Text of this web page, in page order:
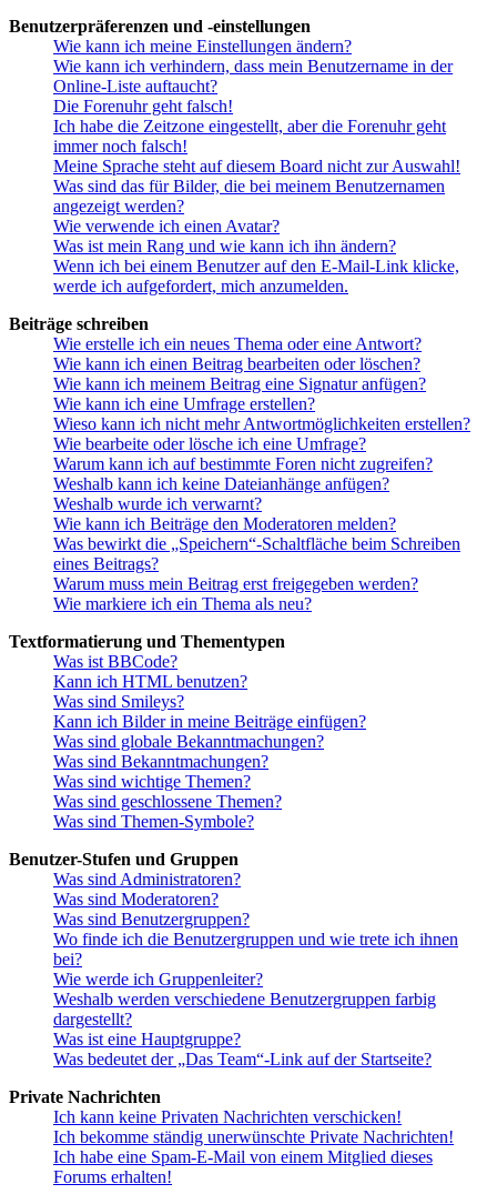
Benutzerpräferenzen und -einstellungen
Wie kann ich meine Einstellungen ändern?
Wie kann ich verhindern, dass mein Benutzername in der
Online-Liste auftaucht?
Die Forenuhr geht falsch!
Ich habe die Zeitzone eingestellt, aber die Forenuhr geht
immer noch falsch!
Meine Sprache steht auf diesem Board nicht zur Auswahl!
Was sind das für Bilder, die bei meinem Benutzernamen
angezeigt werden?
Wie verwende ich einen Avatar?
Was ist mein Rang und wie kann ich ihn ändern?
Wenn ich bei einem Benutzer auf den E-Mail-Link klicke,
werde ich aufgefordert, mich anzumelden.
Beiträge schreiben
Wie erstelle ich ein neues Thema oder eine Antwort?
Wie kann ich einen Beitrag bearbeiten oder löschen?
Wie kann ich meinem Beitrag eine Signatur anfügen?
Wie kann ich eine Umfrage erstellen?
Wieso kann ich nicht mehr Antwortmöglichkeiten erstellen?
Wie bearbeite oder lösche ich eine Umfrage?
Warum kann ich auf bestimmte Foren nicht zugreifen?
Weshalb kann ich keine Dateianhänge anfügen?
Weshalb wurde ich verwarnt?
Wie kann ich Beiträge den Moderatoren melden?
Was bewirkt die „Speichern“-Schaltfläche beim Schreiben
eines Beitrags?
Warum muss mein Beitrag erst freigegeben werden?
Wie markiere ich ein Thema als neu?
Textformatierung und Thementypen
Was ist BBCode?
Kann ich HTML benutzen?
Was sind Smileys?
Kann ich Bilder in meine Beiträge einfügen?
Was sind globale Bekanntmachungen?
Was sind Bekanntmachungen?
Was sind wichtige Themen?
Was sind geschlossene Themen?
Was sind Themen-Symbole?
Benutzer-Stufen und Gruppen
Was sind Administratoren?
Was sind Moderatoren?
Was sind Benutzergruppen?
Wo finde ich die Benutzergruppen und wie trete ich ihnen
bei?
Wie werde ich Gruppenleiter?
Weshalb werden verschiedene Benutzergruppen farbig
dargestellt?
Was ist eine Hauptgruppe?
Was bedeutet der „Das Team“-Link auf der Startseite?
Private Nachrichten
Ich kann keine Privaten Nachrichten verschicken!
Ich bekomme ständig unerwünschte Private Nachrichten!
Ich habe eine Spam-E-Mail von einem Mitglied dieses
Forums erhalten!